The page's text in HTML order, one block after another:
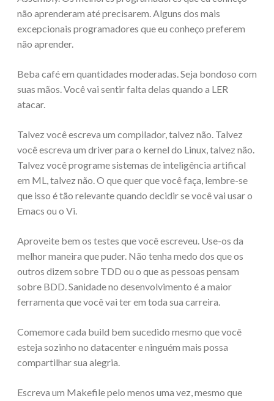
não aprenderam até precisarem. Alguns dos mais
excepcionais programadores que eu conheço preferem
não aprender.
Beba café em quantidades moderadas. Seja bondoso com
suas mãos. Você vai sentir falta delas quando a LER
atacar.
Talvez você escreva um compilador, talvez não. Talvez
você escreva um driver para o kernel do Linux, talvez não.
Talvez você programe sistemas de inteligência artifical
em ML, talvez não. O que quer que você faça, lembre-se
que isso é tão relevante quando decidir se você vai usar o
Emacs ou o Vi.
Aproveite bem os testes que você escreveu. Use-os da
melhor maneira que puder. Não tenha medo dos que os
outros dizem sobre TDD ou o que as pessoas pensam
sobre BDD. Sanidade no desenvolvimento é a maior
ferramenta que você vai ter em toda sua carreira.
Comemore cada build bem sucedido mesmo que você
esteja sozinho no datacenter e ninguém mais possa
compartilhar sua alegria.
Escreva um Makefile pelo menos uma vez, mesmo que